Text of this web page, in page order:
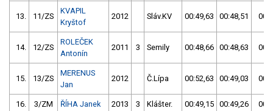
13. 11/ZS
KVAPIL
Kryštof
2012 Sláv.KV 00:49,63 00:48,51
14. 12/ZS
ROLEČEK
Antonín
2011 3 Semily 00:48,66 00:48,63
15. 13/ZS
MERENUS
Jan
2012 Č.Lípa 00:52,63 00:49,03
16. 3/ZM ŘÍHA Janek 2013 3 Klášter. 00:49,15 00:49,26